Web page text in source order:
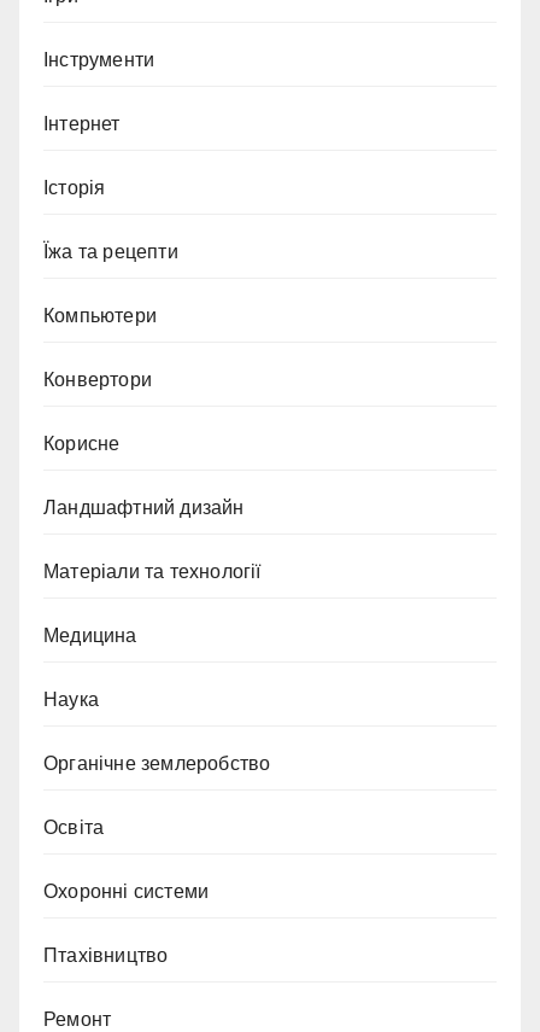
Інструменти
Інтернет
Історія
Їжа та рецепти
Компьютери
Конвертори
Корисне
Ландшафтний дизайн
Матеріали та технології
Медицина
Наука
Органічне землеробство
Освіта
Охоронні системи
Птахівництво
Ремонт